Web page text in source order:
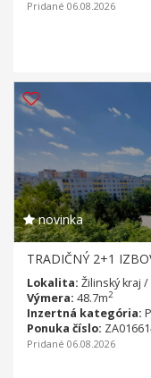
Pridané 06.08.2026
novinka
TRADIČNÝ 2+1
Lokalita: Žilinský kraj
Výmera: 48.7m2
Inzertná kategória:
Ponuka číslo:
Pridané 06.08.2026